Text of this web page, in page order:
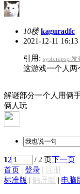
10楼 kaguradfc
2021-12-11 16:13
引用: systempsp
这游戏一个人
解谜部分一个人用俩
俩人玩
12 / 2 页下一页
首页 | 登录 | 注册
标准版 | 触屏版 | 电脑